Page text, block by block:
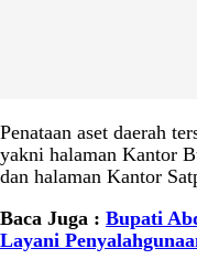
Penataan aset daerah
yakni halaman Kantor
dan halaman Kantor
Baca Juga : Bupati
Layani